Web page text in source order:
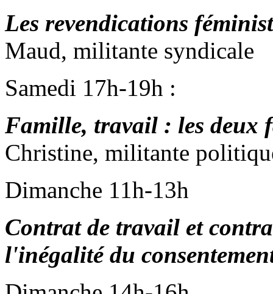
Les revendications
Maud, militante syndicale
Samedi 17h-19h :
Famille, travail : les deux
Christine, militante
Dimanche 11h-13h
Contrat de travail et
l'inégalité du